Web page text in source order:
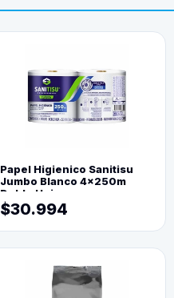
Papel Higienico Sanitisu
Jumbo Blanco 4x250m
Doble Hoja
$30.994